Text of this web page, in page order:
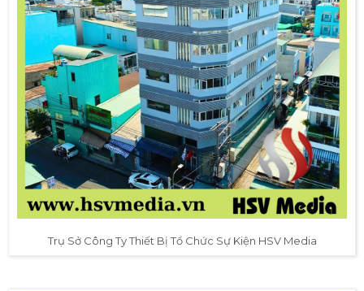
Trụ Sở Công Ty Thiết Bị Tổ Chức Sự Kiện HSV Media